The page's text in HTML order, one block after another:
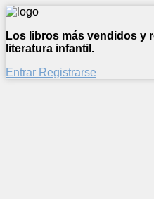
Los libros más vendidos y
literatura infantil.
Entrar Registrarse